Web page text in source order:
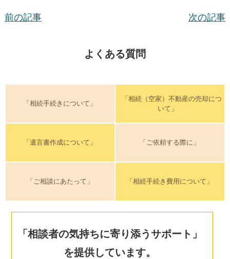
前の記事 次の記事
よくある質問
「相続手続きについて」
「相続（空家）不動産の売却につ
いて」
「遺言書作成について」 「ご依頼する際に」
「ご相談にあたって」 「相続手続き費用について」
「相談者の気持ちに寄り添うサポート」
を提供しています。